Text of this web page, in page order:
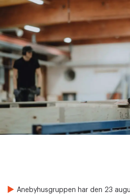
Anebyhusgruppen har den 23